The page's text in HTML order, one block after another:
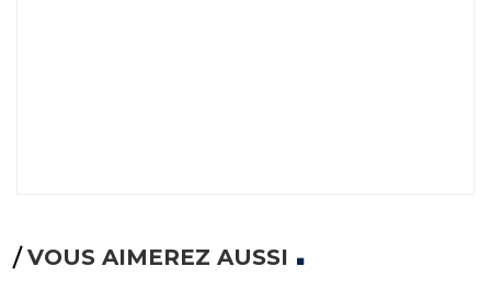
VOUS AIMEREZ AUSSI